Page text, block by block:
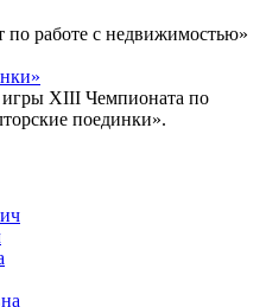
по работе с недвижимостью»
игры XIII Чемпионата по
поединки».